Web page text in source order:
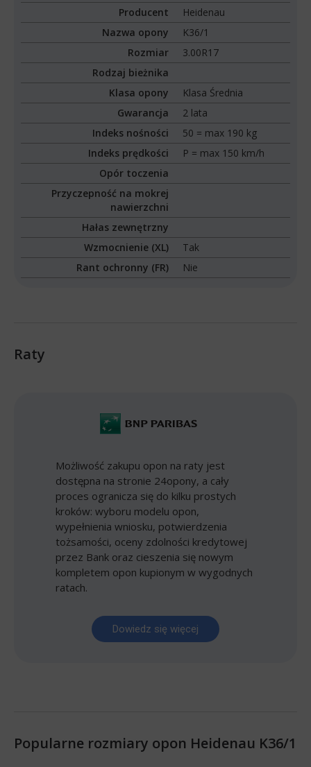
Producent
Heidenau
Nazwa opony
K36/1
Rozmiar
3.00R17
Rodzaj bieżnika
Klasa opony
Klasa Średnia
Gwarancja
2 lata
Indeks nośności
50 = max 190 kg
Indeks prędkości
P = max 150 km/h
Opór toczenia
Przyczepność na mokrej
nawierzchni
Hałas zewnętrzny
Wzmocnienie (XL)
Tak
Rant ochronny (FR)
Nie
Raty
Możliwość zakupu opon na raty jest
dostępna na stronie 24opony, a cały
proces ogranicza się do kilku prostych
kroków: wyboru modelu opon,
wypełnienia wniosku, potwierdzenia
tożsamości, oceny zdolności kredytowej
przez Bank oraz cieszenia się nowym
kompletem opon kupionym w wygodnych
ratach.
Dowiedz się więcej
Popularne rozmiary opon Heidenau K36/1